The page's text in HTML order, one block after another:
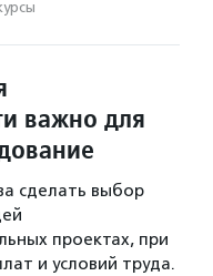
важно для
сделать выбор
проектах, при
и условий труда.